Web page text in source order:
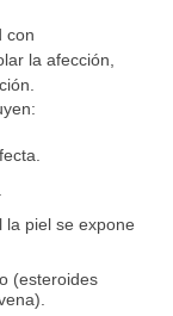
con
la afección,
la piel se expone
(esteroides